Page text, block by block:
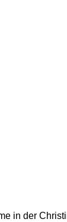
in der